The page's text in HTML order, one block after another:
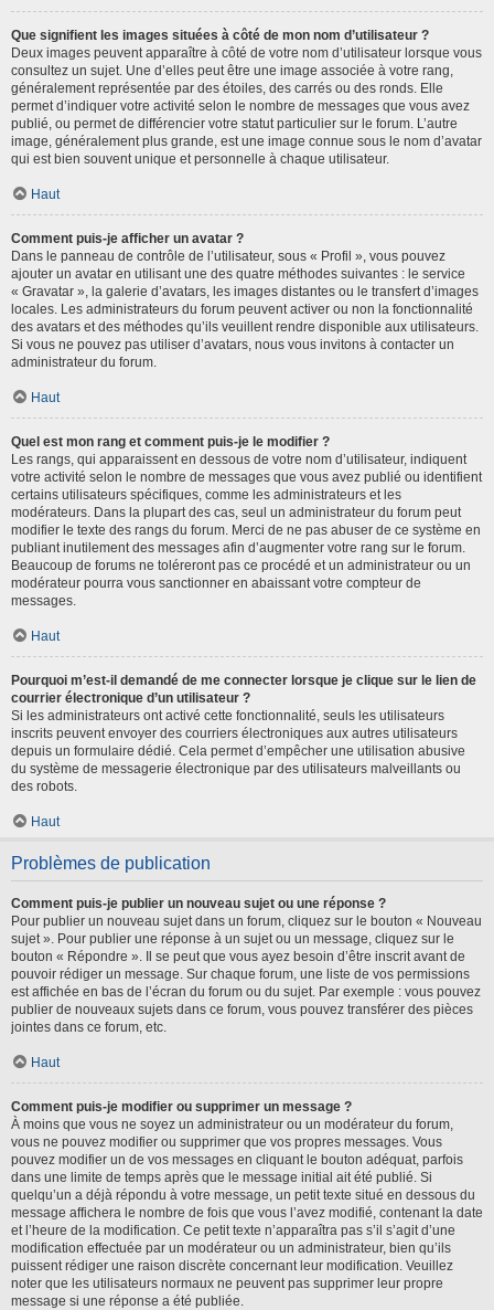
Que signifient les images situées à côté de mon nom d’utilisateur ?
Deux images peuvent apparaître à côté de votre nom d’utilisateur lorsque vous
consultez un sujet. Une d’elles peut être une image associée à votre rang,
généralement représentée par des étoiles, des carrés ou des ronds. Elle
permet d’indiquer votre activité selon le nombre de messages que vous avez
publié, ou permet de différencier votre statut particulier sur le forum. L’autre
image, généralement plus grande, est une image connue sous le nom d’avatar
qui est bien souvent unique et personnelle à chaque utilisateur.
Haut
Comment puis-je afficher un avatar ?
Dans le panneau de contrôle de l’utilisateur, sous « Profil », vous pouvez
ajouter un avatar en utilisant une des quatre méthodes suivantes : le service
« Gravatar », la galerie d’avatars, les images distantes ou le transfert d’images
locales. Les administrateurs du forum peuvent activer ou non la fonctionnalité
des avatars et des méthodes qu’ils veuillent rendre disponible aux utilisateurs.
Si vous ne pouvez pas utiliser d’avatars, nous vous invitons à contacter un
administrateur du forum.
Haut
Quel est mon rang et comment puis-je le modifier ?
Les rangs, qui apparaissent en dessous de votre nom d’utilisateur, indiquent
votre activité selon le nombre de messages que vous avez publié ou identifient
certains utilisateurs spécifiques, comme les administrateurs et les
modérateurs. Dans la plupart des cas, seul un administrateur du forum peut
modifier le texte des rangs du forum. Merci de ne pas abuser de ce système en
publiant inutilement des messages afin d’augmenter votre rang sur le forum.
Beaucoup de forums ne toléreront pas ce procédé et un administrateur ou un
modérateur pourra vous sanctionner en abaissant votre compteur de
messages.
Haut
Pourquoi m’est-il demandé de me connecter lorsque je clique sur le lien de
courrier électronique d’un utilisateur ?
Si les administrateurs ont activé cette fonctionnalité, seuls les utilisateurs
inscrits peuvent envoyer des courriers électroniques aux autres utilisateurs
depuis un formulaire dédié. Cela permet d’empêcher une utilisation abusive
du système de messagerie électronique par des utilisateurs malveillants ou
des robots.
Haut
Problèmes de publication
Comment puis-je publier un nouveau sujet ou une réponse ?
Pour publier un nouveau sujet dans un forum, cliquez sur le bouton « Nouveau
sujet ». Pour publier une réponse à un sujet ou un message, cliquez sur le
bouton « Répondre ». Il se peut que vous ayez besoin d’être inscrit avant de
pouvoir rédiger un message. Sur chaque forum, une liste de vos permissions
est affichée en bas de l’écran du forum ou du sujet. Par exemple : vous pouvez
publier de nouveaux sujets dans ce forum, vous pouvez transférer des pièces
jointes dans ce forum, etc.
Haut
Comment puis-je modifier ou supprimer un message ?
À moins que vous ne soyez un administrateur ou un modérateur du forum,
vous ne pouvez modifier ou supprimer que vos propres messages. Vous
pouvez modifier un de vos messages en cliquant le bouton adéquat, parfois
dans une limite de temps après que le message initial ait été publié. Si
quelqu’un a déjà répondu à votre message, un petit texte situé en dessous du
message affichera le nombre de fois que vous l’avez modifié, contenant la date
et l’heure de la modification. Ce petit texte n’apparaîtra pas s’il s’agit d’une
modification effectuée par un modérateur ou un administrateur, bien qu’ils
puissent rédiger une raison discrète concernant leur modification. Veuillez
noter que les utilisateurs normaux ne peuvent pas supprimer leur propre
message si une réponse a été publiée.